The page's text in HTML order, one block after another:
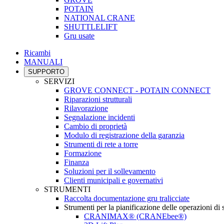
POTAIN
NATIONAL CRANE
SHUTTLELIFT
Gru usate
Ricambi
MANUALI
SUPPORTO
SERVIZI
GROVE CONNECT - POTAIN CONNECT
Riparazioni strutturali
Rilavorazione
Segnalazione incidenti
Cambio di proprietà
Modulo di registrazione della garanzia
Strumenti di rete a torre
Formazione
Finanza
Soluzioni per il sollevamento
Clienti municipali e governativi
STRUMENTI
Raccolta documentazione gru tralicciate
Strumenti per la pianificazione delle operazioni di
CRANIMAX® (CRANEbee®)